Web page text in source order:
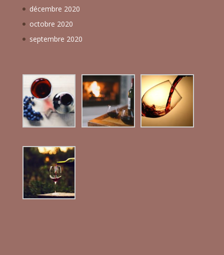
décembre 2020
octobre 2020
septembre 2020